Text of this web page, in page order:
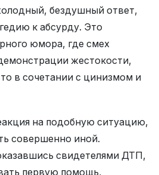
бездушный ответ,
к абсурду. Это
юмора, где смех
жестокости,
в сочетании с цинизмом и
на подобную ситуацию,
совершенно иной.
свидетелями ДТП,
первую помощь,